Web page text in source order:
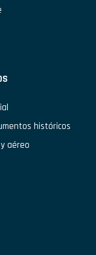
históricos
aéreo